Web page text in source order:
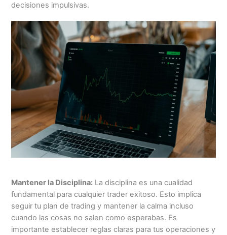
decisiones impulsivas.
Mantener la Disciplina: La disciplina es una cualidad
fundamental para cualquier trader exitoso. Esto implica
seguir tu plan de trading y mantener la calma incluso
cuando las cosas no salen como esperabas. Es
importante establecer reglas claras para tus operaciones y